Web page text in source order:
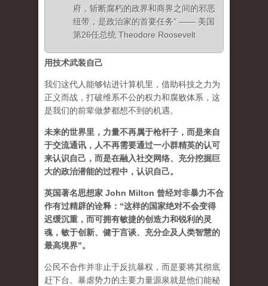
府，斩断腐朽的政界和商界之间的邪恶
纽带，是政治家的首要任务” —— 美国
第26任总统 Theodore Roosevelt
用技术武装自己
我们这代人能够钻进计算机里，借助科技之力为
正义而战，打破维系不公的权力和腐败体系，这
是我们的前辈做梦都想不到的机遇。
未来的世界里，力量不再属于枪杆子，而是来自
于交流通讯，人不再需要通过一小群精英的认可
来认识自己，而是在融入社交网络、充分挖掘巨
大的政治潜能的过程中，认识自己。
英国著名思想家 John Milton 曾经对非暴力不合
作有过精辟的诠释：“这样的国家绝对不会变得
迟缓沉重，而可拥有敏捷的创造力和锐利的灵
魂，敏于创新、健于言谈、充分企及人类智慧的
最高境界”。
公民不合作并非止于反抗暴权，而是要将其彻底
赶下台。暴虐势力的主要力量源泉就是他们能秘